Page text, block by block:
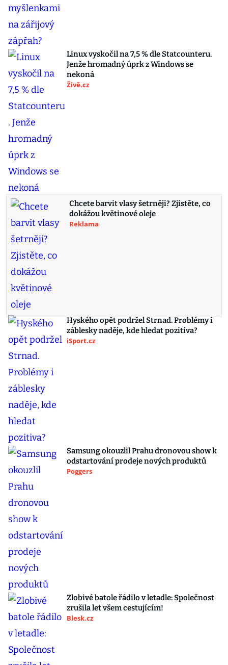
Linux vyskočil na 7,5 % dle Statcounteru.
Jenže hromadný úprk z Windows se
nekoná
Živě.cz
Chcete barvit vlasy šetrněji? Zjistěte, co
dokážou květinové oleje
Reklama
Hyského opět podržel Strnad. Problémy i
záblesky naděje, kde hledat pozitiva?
iSport.cz
Samsung okouzlil Prahu dronovou show k
odstartování prodeje nových produktů
Poggers
Zlobivé batole řádilo v letadle: Společnost
zrušila let všem cestujícím!
Blesk.cz